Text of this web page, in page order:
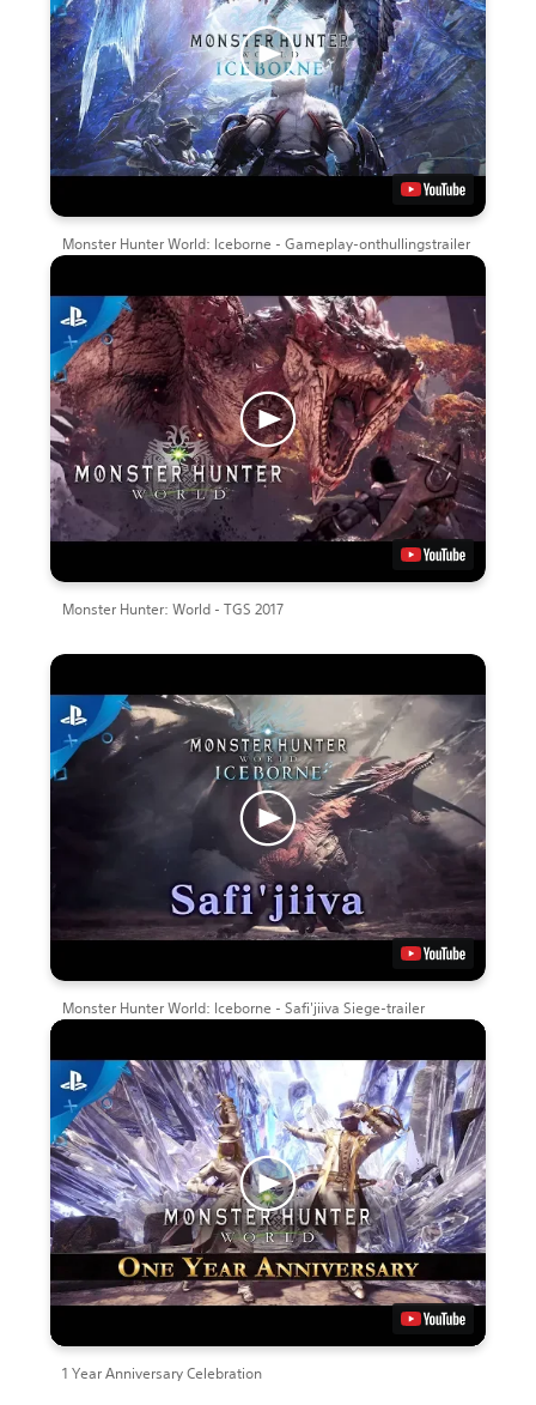
Monster Hunter World: Iceborne - Gameplay-onthullingstrailer
Monster Hunter: World - TGS 2017
Monster Hunter World: Iceborne - Safi'jiiva Siege-trailer
1 Year Anniversary Celebration